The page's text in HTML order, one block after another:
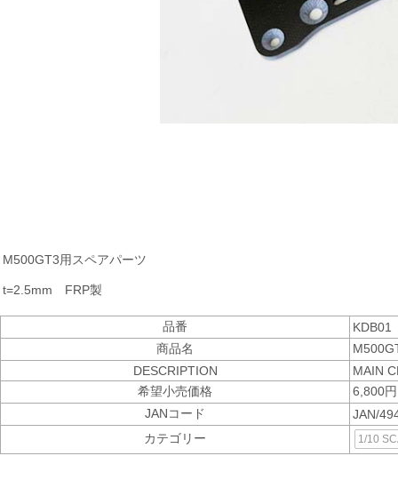
M500GT3用スペアパーツ
t=2.5mm FRP製
品番
KDB01
商品名
DESCRIPTION
MAIN
希望小売価格
6,800
JANコード
JAN/
カテゴリー
1/10